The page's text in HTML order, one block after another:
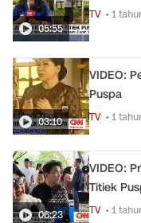
05:55
TV • 1
03:10
VIDEO:
Puspa
TV • 1
06:23
VIDEO:
Titiek
TV • 1